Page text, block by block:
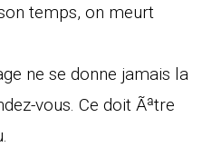
temps, on meurt
ne se donne jamais la
vous. Ce doit Ãªtre